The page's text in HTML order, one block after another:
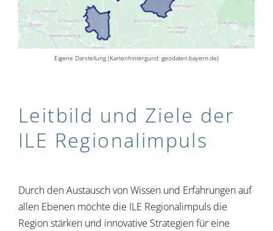
Eigene Darstellung (Kartenhintergund: geodaten.bayern.de)
Leitbild und Ziele der
ILE Regional­impuls
Durch den Austausch von Wissen und Erfahrungen auf
allen Ebenen möchte die ILE Regionalimpuls die
Region stärken und innovative Strategien für eine